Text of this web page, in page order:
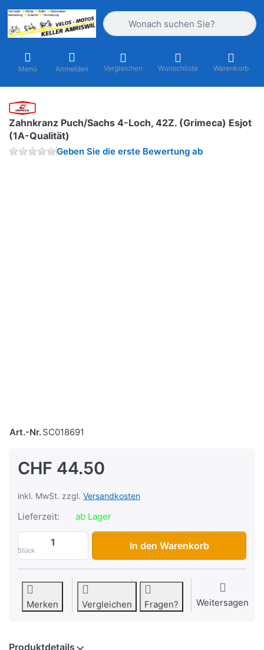
Geben Sie einen Suchbegriff ein.
Menü Anmelden Vergleichen Wunschliste Warenkorb
Zahnkranz Puch/Sachs 4-Loch, 42Z. (Grimeca) Esjot
(1A-Qualität)
Geben Sie die erste Bewertung ab
Art.-Nr.SC018691
CHF 44.50
inkl. MwSt. zzgl. Versandkosten
Lieferzeit: ab Lager
Stück
Zahnkranz Puch/Sachs 4-Loch, 42Z.
In den Warenkorb
Merken Vergleichen Fragen? Weitersagen
Produktdetails